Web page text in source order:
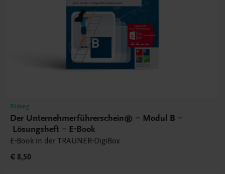
Bildung
Der Unternehmerführerschein® – Modul B –
Lösungsheft – E-Book
E-Book in der TRAUNER-DigiBox
€ 8,50